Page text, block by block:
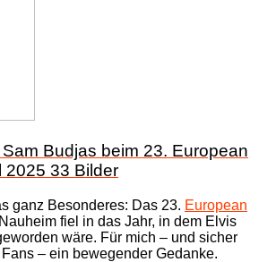
Budjas beim 23. European
2025 33 Bilder
ganz Besonderes: Das 23. European
fiel in das Jahr, in dem Elvis
wäre. Für mich – und sicher
– ein bewegender Gedanke.